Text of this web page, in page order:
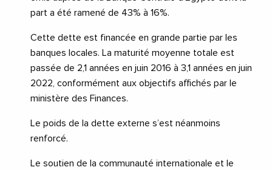
part a été ramené de 43% à 16%.
Cette dette est financée en grande partie par les
banques locales. La maturité moyenne totale est
passée de 2,1 années en juin 2016 à 3,1 années en juin
2022, conformément aux objectifs affichés par le
ministère des Finances.
Le poids de la dette externe s’est néanmoins
renforcé.
Le soutien de la communauté internationale et le